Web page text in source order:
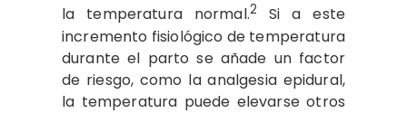
la temperatura normal.2
Si a este
incremento fisiológico de temperatura
durante el parto se añade un factor
de riesgo, como la analgesia epidural,
la temperatura puede elevarse otros